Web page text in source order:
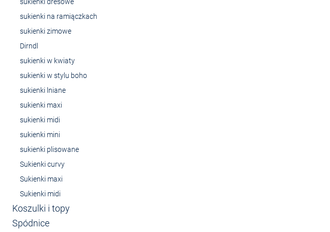
sukienki na ramiączkach
sukienki zimowe
Dirndl
sukienki w kwiaty
sukienki w stylu boho
sukienki lniane
sukienki maxi
sukienki midi
sukienki mini
sukienki plisowane
Sukienki curvy
Sukienki maxi
Sukienki midi
Koszulki i topy
Spódnice